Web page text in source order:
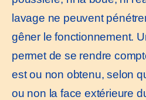
lavage ne peuvent
gêner le fonctionnement.
permet de se rendre
est ou non obtenu, selon
ou non la face extérieure